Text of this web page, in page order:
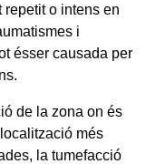
repetit o intens en
i
ésser causada per
de la zona on és
més
la tumefacció